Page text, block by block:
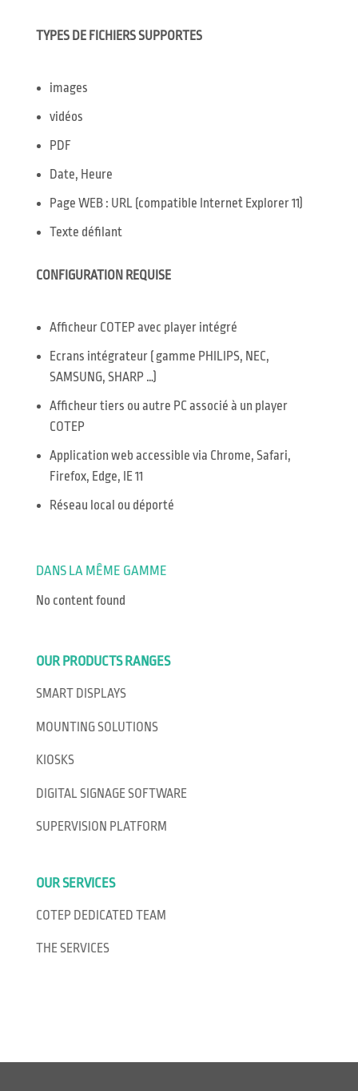
TYPES DE FICHIERS SUPPORTES
images
vidéos
PDF
Date, Heure
Page WEB : URL (compatible Internet Explorer 11)
Texte défilant
CONFIGURATION REQUISE
Afficheur COTEP avec player intégré
Ecrans intégrateur ( gamme PHILIPS, NEC,
SAMSUNG, SHARP …)
Afficheur tiers ou autre PC associé à un player
COTEP
Application web accessible via Chrome, Safari,
Firefox, Edge, IE 11
Réseau local ou déporté
DANS LA MÊME GAMME
No content found
OUR PRODUCTS RANGES
SMART DISPLAYS
MOUNTING SOLUTIONS
KIOSKS
DIGITAL SIGNAGE SOFTWARE
SUPERVISION PLATFORM
OUR SERVICES
COTEP DEDICATED TEAM
THE SERVICES